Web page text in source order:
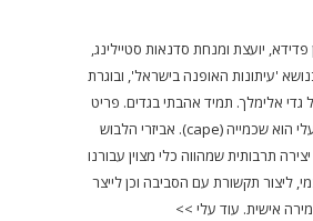
יועצת ומנחת סדנאות סטיילינג,
'עיתונות האופנה בישראל', ובוגרת
גדי אלימלך. תמיד אהבתי בגדים. פריט
הלבוש האהוב עלי הוא שכמייה (cape). אביזרי הלבוש
תרבותית שמהווה כלי מצוין עבורנו
ליצור תקשורת עם הסביבה וכן לייצר
אישית. עוד עלי >>